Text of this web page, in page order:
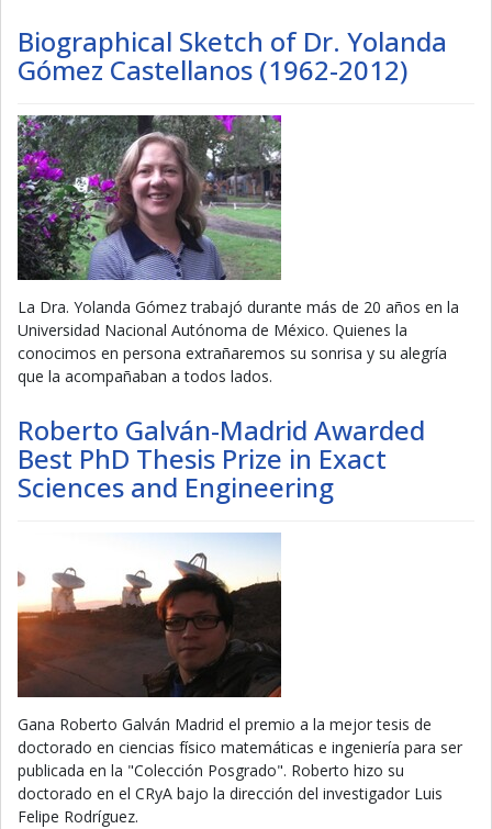
Biographical Sketch of Dr. Yolanda
Gómez Castellanos (1962-2012)
La Dra. Yolanda Gómez trabajó durante más de 20 años en la
Universidad Nacional Autónoma de México. Quienes la
conocimos en persona extrañaremos su sonrisa y su alegría
que la acompañaban a todos lados.
Roberto Galván-Madrid Awarded
Best PhD Thesis Prize in Exact
Sciences and Engineering
Gana Roberto Galván Madrid el premio a la mejor tesis de
doctorado en ciencias físico matemáticas e ingeniería para ser
publicada en la "Colección Posgrado". Roberto hizo su
doctorado en el CRyA bajo la dirección del investigador Luis
Felipe Rodríguez.